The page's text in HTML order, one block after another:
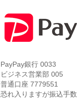
PayPay銀行 0033
ビジネス営業部 005
普通口座 7779551
恐れ入りますが振込手